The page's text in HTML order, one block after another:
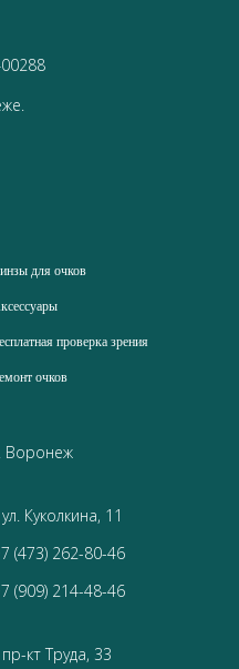
для очков
проверка зрения
очков
Воронеж
ул. Куколкина, 11
(473) 262-80-46
(909) 214-48-46
пр-кт Труда, 33